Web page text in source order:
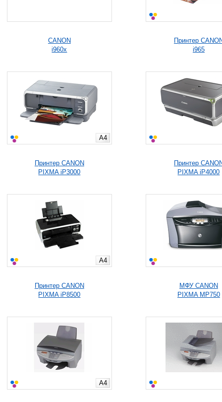
CANON
i960x
Принтер
i965
A4
Принтер CANON
PIXMA iP3000
Принтер
PIXMA iP4000
A4
Принтер CANON
PIXMA iP8500
МФУ CANON
PIXMA MP750
A4